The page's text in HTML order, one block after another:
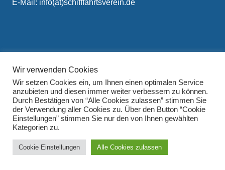
E-Mail: info(at)schifffahrtsverein.de
Impressum
Datenschutzerklärung
Wir verwenden Cookies
Wir setzen Cookies ein, um Ihnen einen optimalen Service
anzubieten und diesen immer weiter verbessern zu können.
Durch Bestätigen von “Alle Cookies zulassen” stimmen Sie
der Verwendung aller Cookies zu. Über den Button “Cookie
Einstellungen” stimmen Sie nur den von Ihnen gewählten
Kategorien zu.
Cookie Einstellungen Alle Cookies zulassen